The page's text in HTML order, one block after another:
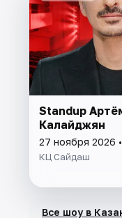
Standup
Калайджян
27 ноября 2026
КЦ Сайдаш
Все шоу в